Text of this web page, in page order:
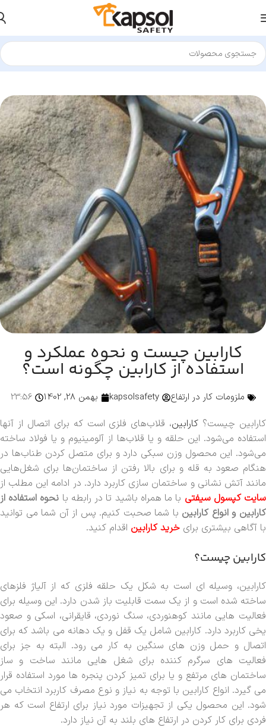
کارابین چیست و نحوه عملکرد و
استفاده از کارابین چگونه است؟
ملزومات کار در ارتفاع kapsolsafety بهمن 28, 1402 23:56
کارابین چیست؟ کارابین، قلاب‌های فلزی است که برای اتصال از آنها
استفاده می‌شود. این حلقه و یا قلاب‌ها از آلومینیوم و یا فولاد ساخته
می‌شود. این محصول وزن سبکی دارد و برای متصل کردن طناب‌ها در
هنگام صعود به قله و برای بالا رفتن از ساختمان‌ها برای شغل‌هایی
مانند آتش نشانی و ساختمان سازی کاربرد دارد. در ادامه این مطلب از
سایت کپسول سیفتی با ما همراه باشید تا در رابطه با نحوه استفاده از
کارابین و انواع کارابین با شما صحبت کنیم. پس از آن شما می توانید
با آگاهی بیشتری برای خرید کارابین اقدام کنید.
کارابین چیست؟
کارابین، وسیله ای است به شکل یک حلقه فلزی که از آلیاژ فلزهای
ساخته شده است و از یک سمت قابلیت باز شدن دارد. این وسیله برای
فعالیت هایی مانند کوهنوردی، سنگ نوردی، قایقرانی، اسکی و صعود
یخی کاربرد دارد. کارابین شامل یک قفل و یک دهانه می باشد که برای
اتصال و حمل وزن های سنگین به کار می رود. البته به جز برای
فعالیت های سرگرم کننده برای شغل هایی مانند ساخت و ساز
ساختمان های مرتفع و یا برای تمیز کردن پنجره ها مورد استفاده قرار
می گیرد. انواع کارابین با توجه به نیاز و نوع مصرف کاربرد انتخاب می
شود. این محصول یکی از تجهیزات مورد نیاز برای ارتفاع است که هر
فردی برای کار کردن در ارتفاع های بلند به آن نیاز دارد.